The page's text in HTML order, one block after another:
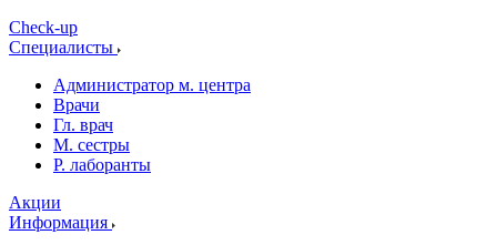
Cheсk-up
Специалисты
Администратор м. центра
Врачи
Гл. врач
М. сестры
Р. лаборанты
Акции
Информация